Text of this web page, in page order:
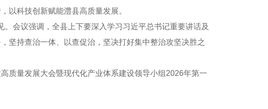
以科技创新赋能澧县高质量发展。
会议强调，全县上下要深入学习习近平总书记重要讲话及
坚持查治一体、以查促治，坚决打好集中整治攻坚决胜之
质量发展大会暨现代化产业体系建设领导小组2026年第一